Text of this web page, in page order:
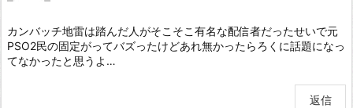
カンバッチ地雷は踏んだ人がそこそこ有名な配信者だったせいで元
PSO2民の固定がってバズったけどあれ無かったらろくに話題になっ
てなかったと思うよ…
返信